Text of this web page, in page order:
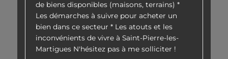
de biens disponibles (maisons, terrains) *
Les démarches à suivre pour acheter un
bien dans ce secteur * Les atouts et les
inconvénients de vivre à Saint-Pierre-les-
Martigues N'hésitez pas à me solliciter !